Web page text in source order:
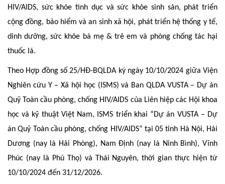
HIV/AIDS, sức khỏe tình dục và sức khỏe sinh sản, phát triển
cộng đồng, bảo hiểm và an sinh xã hội, phát triển hệ thống y tế,
dinh dưỡng, sức khỏe bà mẹ & trẻ em và phòng chống tác hại
thuốc lá.
Theo Hợp đồng số 25/HĐ-BQLDA ký ngày 10/10/2024 giữa Viện
Nghiên cứu Y – Xã hội học (ISMS) và Ban QLDA VUSTA – Dự án
Quỹ Toàn cầu phòng, chống HIV/AIDS của Liên hiệp các Hội khoa
học và kỹ thuật Việt Nam, ISMS triển khai “Dự án VUSTA – Dự
án Quỹ Toàn cầu phòng, chống HIV/AIDS” tại 05 tỉnh Hà Nội, Hải
Dương (nay là Hải Phòng), Nam Định (nay là Ninh Bình), Vĩnh
Phúc (nay là Phú Thọ) và Thái Nguyên, thời gian thực hiện từ
10/10/2024 đến 31/12/2026.